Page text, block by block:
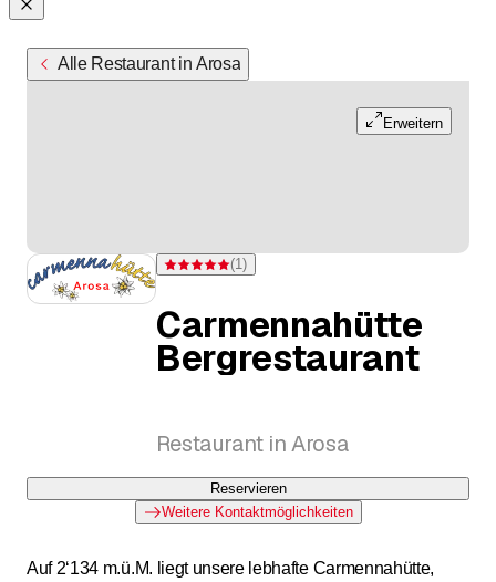
Alle Restaurant in Arosa
Erweitern
Bewertung 5 von 5 Sternen bei einer Bewertung
(1)
Carmennahütte
Bergrestaurant
Restaurant in Arosa
Reservieren
Weitere Kontaktmöglichkeiten
Auf 2‘134 m.ü.M. liegt unsere lebhafte Carmennahütte,